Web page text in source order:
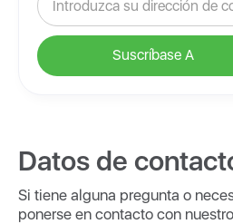
Datos de
Si tiene alguna pregunta o
ponerse en contacto con